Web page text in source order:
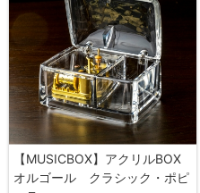
【MUSICBOX】アクリルBOX
オルゴール クラシック・ポピ